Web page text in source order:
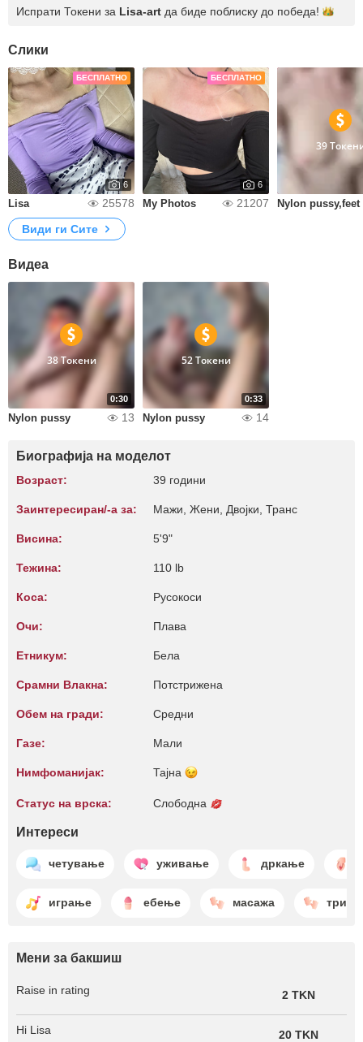
Испрати Токени за Lisa-art да биде поблиску до победа!
Слики
БЕСПЛАТНО
6
Lisa 25578
БЕСПЛАТНО
6
My Photos 21207
39
Nylon pussy,feet
Види ги Сите
Видеа
0:30
38 Токени
Nylon pussy 13
0:33
52 Токени
Nylon pussy 14
Биографија на моделот
Возраст: 39 години
Заинтересиран/-а за: Мажи, Жени, Двојки, Транс
Висина: 5'9"
Тежина: 110 lb
Коса: Русокоси
Очи: Плава
Етникум: Бела
Срамни Влакна: Потстрижена
Обем на гради: Средни
Газе: Мали
Нимфоманијак: Тајна
Статус на врска: Слободна
Интереси
четување уживање дркање
играње ебење масажа
Мени за бакшиш
Raise in rating 2 TKN
Hi Lisa 20 TKN